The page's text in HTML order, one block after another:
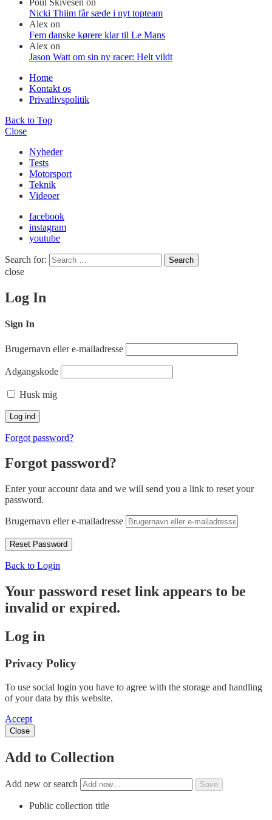
Poul Skivesen on
Nicki Thiim får sæde i nyt topteam
Alex on
Fem danske kørere klar til Le Mans
Alex on
Jason Watt om sin ny racer: Helt vildt
Home
Kontakt os
Privatlivspolitik
Back to Top
Close
Nyheder
Tests
Motorsport
Teknik
Videoer
facebook
instagram
youtube
Search for: Search
close
Log In
Sign In
Brugernavn eller e-mailadresse
Adgangskode
Husk mig
Forgot password?
Forgot password?
Enter your account data and we will send you a link to reset your
password.
Brugernavn eller e-mailadresse
Back to Login
Your password reset link appears to be
invalid or expired.
Log in
Privacy Policy
To use social login you have to agree with the storage and handling
of your data by this website.
Accept
Close
Add to Collection
Add new or search
Public collection title